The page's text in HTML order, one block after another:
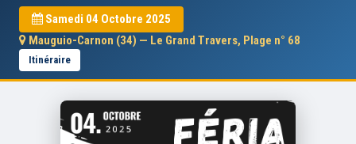
Samedi 04 Octobre 2025
Mauguio-Carnon (34) — Le Grand Travers, Plage n° 68
Itinéraire